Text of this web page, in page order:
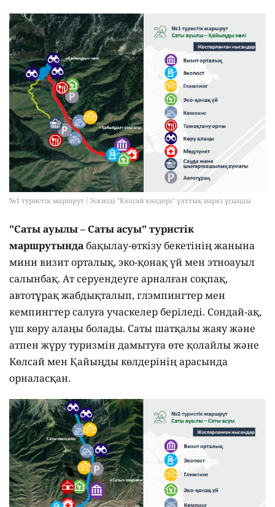
№1 туристік маршрут / Эскизді "Көлсай көлдері" ұлттық паркі ұсынды
"Саты ауылы – Саты асуы" туристік
маршрутындабақылау-өткізу бекетінің жанына
мини визит орталық, эко-қонақ үй мен этноауыл
салынбақ. Ат серуендеуге арналған соқпақ,
автотұрақ жабдықталып, глэмпингтер мен
кемпингтер салуға учаскелер беріледі. Сондай-ақ,
үш көру алаңы болады. Саты шатқалы жаяу және
атпен жүру туризмін дамытуға өте қолайлы және
Көлсай мен Қайыңды көлдерінің арасында
орналасқан.